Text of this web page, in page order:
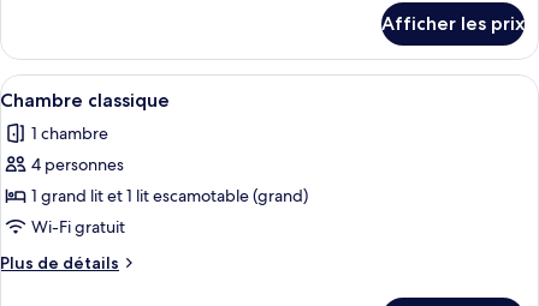
Chambre
classique
Chambre
classique
Afficher les prix
Afficher
toutes
les
photos
pour
ce
type
de
Une chambre avec un lit, un petit
13
Chambre classique
1 chambre
4 personnes
1 grand lit et 1 lit escamotable (grand)
Wi-Fi gratuit
Plus de détails
Plus